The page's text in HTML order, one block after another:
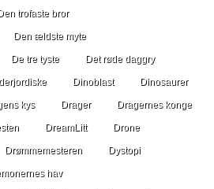
trofaste bror
Den ældste myte
De tre tyste Det røde daggry
Dinoblast Dinosaurer
kys Drager Dragernes konge
DreamLitt Drone
Drømmemesteren Dystopi
hav